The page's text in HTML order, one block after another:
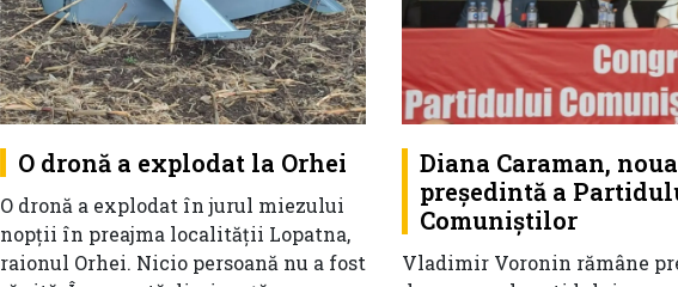
O dronă a explodat la Orhei
O dronă a explodat în jurul miezului
nopții în preajma localității Lopatna,
raionul Orhei. Nicio persoană nu a fost
Diana Caraman, noua
președintă a
Comuniștilor
Vladimir Voronin rămâne